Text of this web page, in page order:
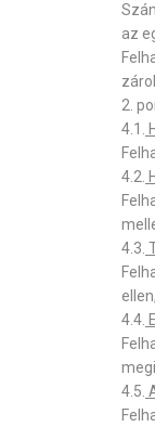
az
2.
4.1.
4.2.
4.3.
4.4.
4.5.